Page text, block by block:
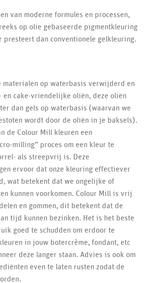
van moderne formules en processen,
op olie gebaseerde pigmentkleuring
dan conventionele gelkleuring.
materialen op waterbasis verwijderd en
en cake-vriendelijke oliën, deze oliën
dan gels op waterbasis (waarvan we
wordt door de oliën in je baksels).
de Colour Mill kleuren een
milling” proces om een ​​kleur te
als streepvrij is. Deze
ervoor dat onze kleuring effectiever
wat betekent dat we ongelijke of
kunnen voorkomen. Colour Mill is vrij
en gommen, dit betekent dat de
tijd kunnen bezinken. Het is het beste
goed te schudden om erdoor te
in jouw botercrème, fondant, etc
deze langer staan. Advies is ook om
even te laten rusten zodat de